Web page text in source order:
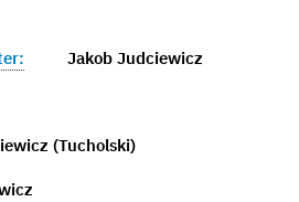
Jakob Judciewicz
(Tucholski)